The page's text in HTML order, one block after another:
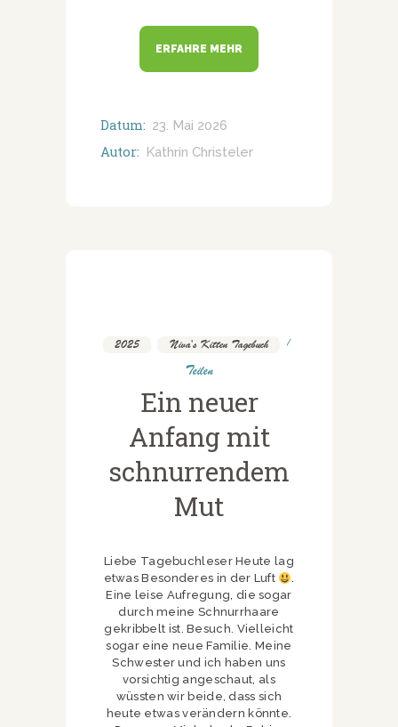
ERFAHRE MEHR
Datum: 23. Mai 2026
Autor: Kathrin Christeler
2025 Niva's Kitten Tagebuch
Teilen
Ein neuer
Anfang mit
schnurrendem
Mut
Liebe Tagebuchleser Heute lag
etwas Besonderes in der Luft
.
Eine leise Aufregung, die sogar
durch meine Schnurrhaare
gekribbelt ist. Besuch. Vielleicht
sogar eine neue Familie. Meine
Schwester und ich haben uns
vorsichtig angeschaut, als
wüssten wir beide, dass sich
heute etwas verändern könnte.